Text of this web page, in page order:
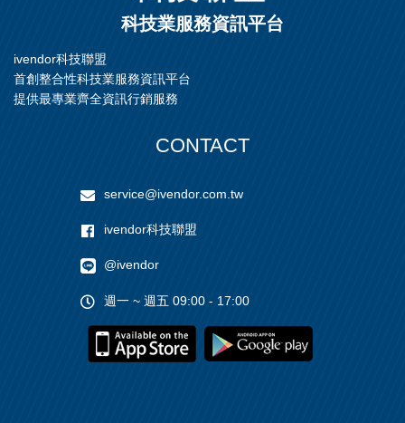
科技業服務資訊平台
ivendor科技聯盟
首創整合性科技業服務資訊平台
提供最專業齊全資訊行銷服務
CONTACT
service@ivendor.com.tw
ivendor科技聯盟
@ivendor
週一 ~ 週五 09:00 - 17:00